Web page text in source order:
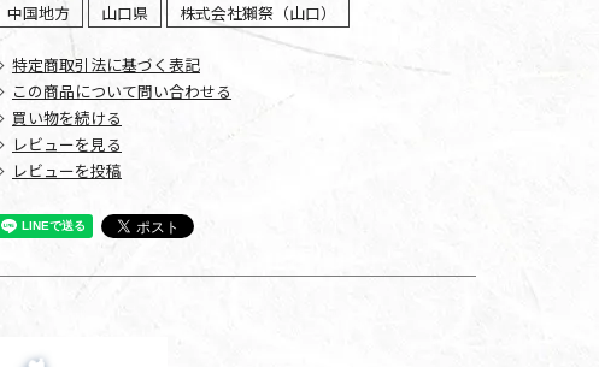
中国地方
山口県 株式会社獺祭（山口）
特定商取引法に基づく表記
この商品について問い合わせる
買い物を続ける
レビューを見る
レビューを投稿